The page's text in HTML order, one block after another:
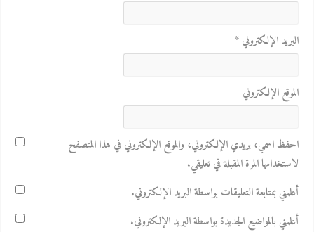
البريد الإلكتروني*
الموقع الإلكتروني
احفظ اسمي، بريدي الإلكتروني، والموقع الإلكتروني في هذا المتصفح
لاستخدامها المرة المقبلة في تعليقي.
أعلمني بمتابعة التعليقات بواسطة البريد الإلكتروني.
أعلمني بالمواضيع الجديدة بواسطة البريد الإلكتروني.